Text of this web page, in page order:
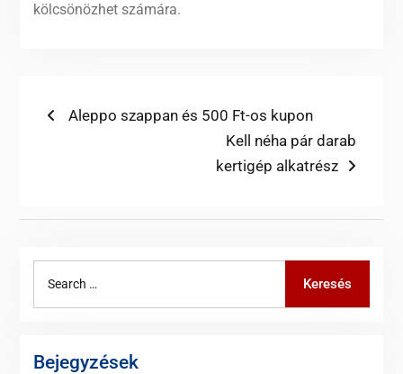
kölcsönözhet számára.
Bejegyzés
Previous
Aleppo szappan és 500 Ft-os kupon
Next
post:
Kell néha pár darab
kertigép alkatrész
Keresés
Bejegyzések